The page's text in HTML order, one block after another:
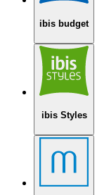
ibis budget
ibis Styles